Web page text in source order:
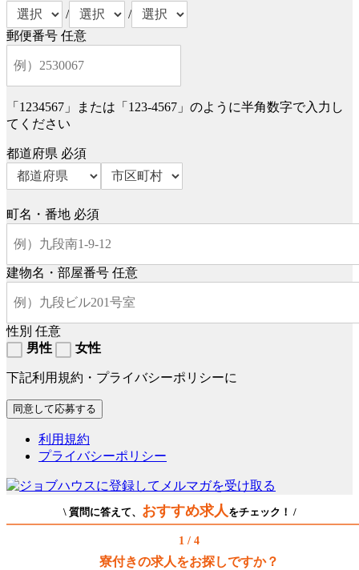
/
/
郵便番号 任意
「1234567」または「123-4567」のように半角数字で入力し
てください
都道府県 必須
町名・番地 必須
建物名・部屋番号 任意
性別 任意
男性
女性
下記利用規約・プライバシーポリシーに
利用規約
プライバシーポリシー
\ 質問に答えて、 おすすめ求人をチェック！ /
1 / 4
寮付きの求人をお探しですか？